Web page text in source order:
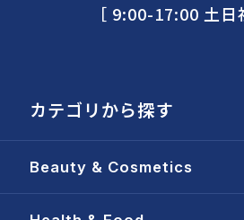
［ 9:00-17:00 土日
カテゴリから探す
Beauty & Cosmetics